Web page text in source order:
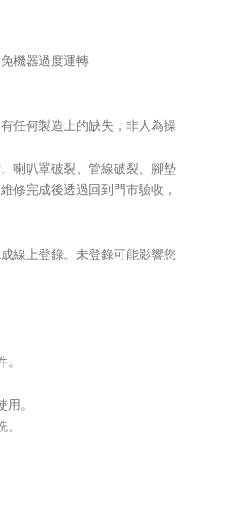
機器過度運轉
任何製造上的缺失，非人為操
喇叭罩破裂、管線破裂、腳墊
修完成後透過回到門市驗收，
線上登錄。未登錄可能影響您
。